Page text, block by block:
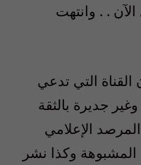
. . وانتهت
التي تدعي
جديرة بالثقة
الإعلامي
المشبوهة وكذا نشر